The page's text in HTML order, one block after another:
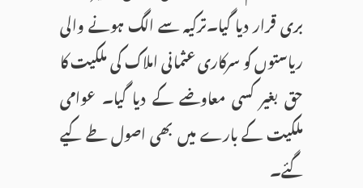
بری قرار دیا گیا۔ترکیہ سے الگ ہونے والی
ریاستوں کو سرکاری عثمانی املاک کی ملکیت کا
حق بغیر کسی معاوضے کے دیا گیا۔ عوامی
ملکیت کے بارے میں بھی اصول طے کیے
گئے۔